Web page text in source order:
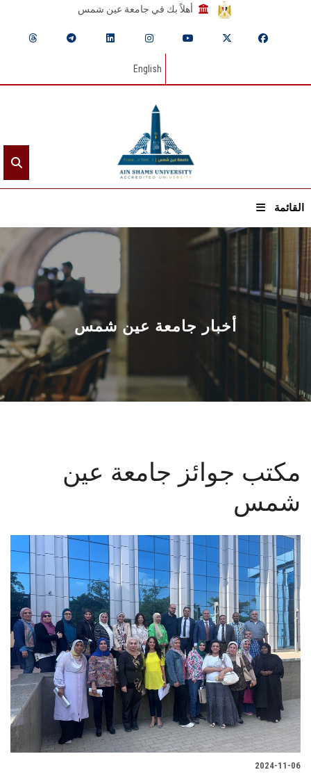
أهلاً بك في جامعة عين شمس
English
القائمة
الرئيسيـة
عن الجامعة
القطاعـات
الشئون الأكاديمية
البحث العلمي
المراكز والوحدات
الإعلام
تواصل معنا
الطلاب
هيئة التدريس
الدراسات العليا
الخريجين
أخبار جامعة عين شمس
مكتب جوائز جامعة عين
شمس
2024-11-06